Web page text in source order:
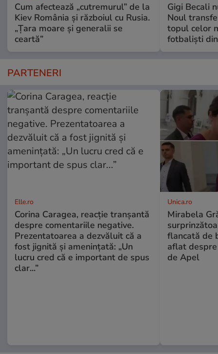
Cum afectează „cutremurul” de la
Kiev România și războiul cu Rusia.
„Țara moare și generalii se
ceartă”
Gigi Becali
Noul
topul celor
fotbaliști
PARTENERI
Elle.ro
Corina Caragea, reacție tranșantă
despre comentariile negative.
Prezentatoarea a dezvăluit că a
fost jignită și amenințată: „Un
lucru cred că e important de spus
clar...”
Unica.ro
Mirabela
flancată de
aflat
de Apel